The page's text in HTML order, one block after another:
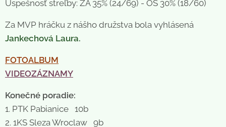
Úspešnosť streľby: ZA 35% (24/69) - OS 30% (18/60)
Za MVP hráčku z nášho družstva bola vyhlásená
Jankechová Laura.
FOTOALBUM
VIDEOZÁZNAMY
Konečné poradie:
1. PTK Pabianice 10b
2. 1KS Sleza Wroclaw 9b